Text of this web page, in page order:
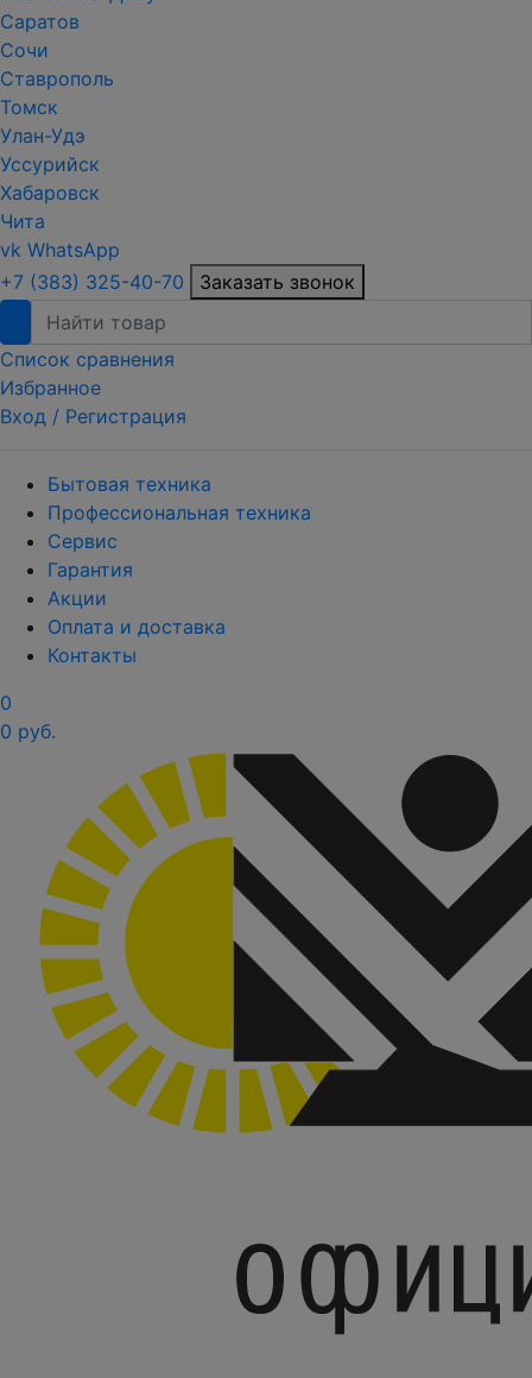
Саратов
Сочи
Ставрополь
Томск
Улан-Удэ
Уссурийск
Хабаровск
Чита
vk WhatsApp
+7 (383) 325-40-70
Заказать звонок
Список сравнения
Избранное
Вход / Регистрация
Бытовая техника
Профессиональная техника
Сервис
Гарантия
Акции
Оплата и доставка
Контакты
0
0 руб.